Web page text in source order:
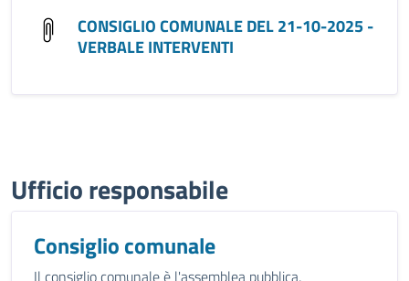
CONSIGLIO COMUNALE DEL 21-10-2025 -
VERBALE INTERVENTI
Ufficio responsabile
Consiglio comunale
Il consiglio comunale è l'assemblea pubblica,